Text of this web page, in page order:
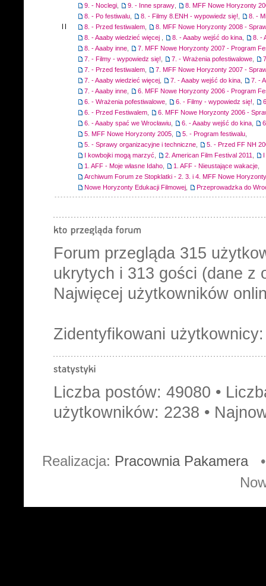
9. - Noclegi
9. - Inne sprawy
8. MFF Nowe Horyzonty
8. - Po festiwalu
8. - Filmy 8.ENH - wypowiedz się!
8. -
8. - Przed festiwalem
8. MFF Nowe Horyzonty 2008 -
8. - Aaaby wiedzieć więcej
8. - Aaaby wejść do kina
8. -
8. - Aaaby inne
7. MFF Nowe Horyzonty 2007 - Program
7. - Filmy - wypowiedz się!
7. - Wrażenia pofestiwalowe
7. - Przed festiwalem
7. MFF Nowe Horyzonty 2007 -
7. - Aaaby wiedzieć więcej
7. - Aaaby wejść do kina
7. -
7. - Aaaby inne
6. MFF Nowe Horyzonty 2006 - Program
6. - Wrażenia pofestiwalowe
6. - Filmy - wypowiedz się!
6. - Przed Festiwalem
6. MFF Nowe Horyzonty 2006 -
6. - Aaaby spać we Wrocławiu
6. - Aaaby wejść do kina
5. MFF Nowe Horyzonty 2005
5. - Program festiwalu
5. - Sprawy organizacyjne i techniczne
5. - Przed FF NH
I kowbojki mogą marzyć
2. American Film Festival 2011
1. AFF - Moje własne Idaho
1. AFF - Nieustające wakacje
Archiwum Forum ze Stopklatki - 2. 3. i 4. MFF Nowe
Nowe Horyzonty Edukacji Filmowej
Przeprowadzka do
Forum przegląda 315
ukrytych i 313 gości (dane z
Najwięcej użytkowników
Zidentyfikowani
Liczba postów: 49080 •
użytkowników: 2238 •
Realizacja: Pracownia Pakamera•